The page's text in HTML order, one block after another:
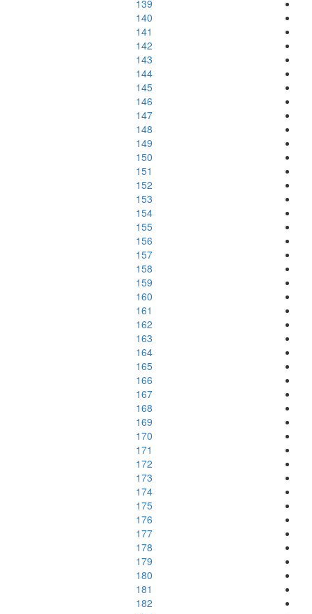
139
140
141
142
143
144
145
146
147
148
149
150
151
152
153
154
155
156
157
158
159
160
161
162
163
164
165
166
167
168
169
170
171
172
173
174
175
176
177
178
179
180
181
182